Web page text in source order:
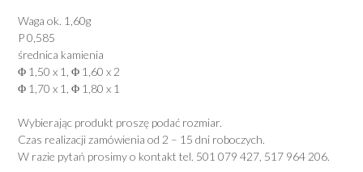
Waga ok. 1,60g
P 0,585
średnica kamienia
Φ 1,50 x 1, Φ 1,60 x 2
Φ 1,70 x 1, Φ 1,80 x 1
Wybierając produkt proszę podać rozmiar.
Czas realizacji zamówienia od 2 – 15 dni roboczych.
W razie pytań prosimy o kontakt tel. 501 079 427, 517 964 206.